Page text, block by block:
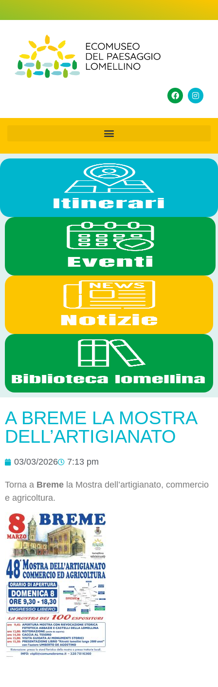
A BREME LA MOSTRA
DELL’ARTIGIANATO
03/03/2026 7:13 pm
Torna a Breme la Mostra dell’artigianato, commercio
e agricoltura.